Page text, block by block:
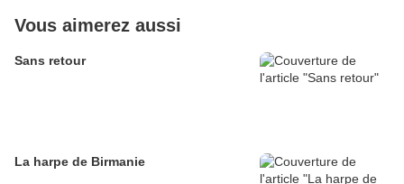
Vous aimerez aussi
Sans retour
La harpe de Birmanie